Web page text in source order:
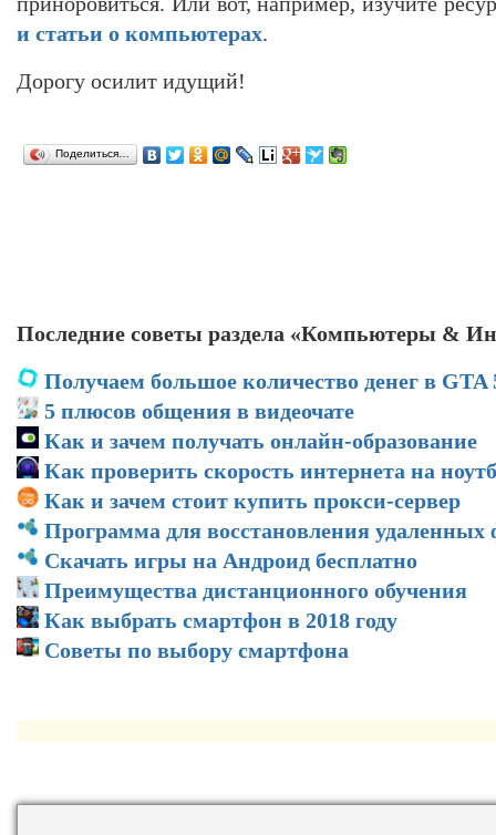
и статьи о компьютерах.
Дорогу осилит идущий!
Поделиться…
Последние советы раздела «Компьютеры &
Получаем большое количество денег в GTA
5 плюсов общения в видеочате
Как и зачем получать онлайн-образование
Как проверить скорость интернета на
Как и зачем стоит купить прокси-сервер
Программа для восстановления удаленных
Скачать игры на Андроид бесплатно
Преимущества дистанционного обучения
Как выбрать смартфон в 2018 году
Советы по выбору смартфона